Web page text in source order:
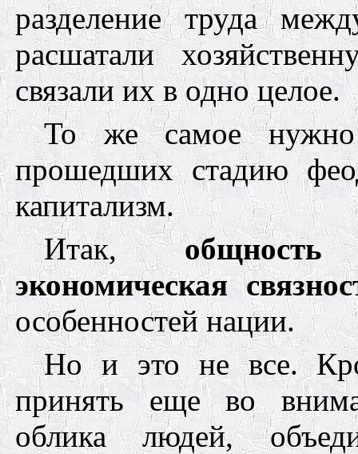
разделение труда
расшатали
связали их в одно целое.
То же самое нужно
прошедших стадию
капитализм.
Итак,
экономическая
особенностей нации.
Но и это не все.
принять еще во
облика людей,